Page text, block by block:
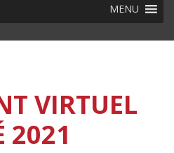
MENU
VIRTUEL
2021